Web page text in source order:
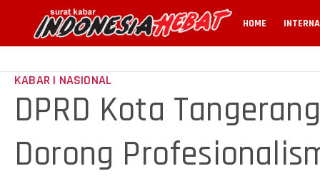
HOME
KABAR | NASIONAL
DPRD Kota
Dorong